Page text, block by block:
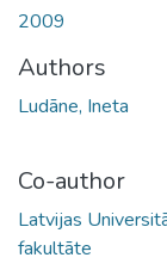
2009
Authors
Ludāne, Ineta
Co-author
Latvijas
fakultāte